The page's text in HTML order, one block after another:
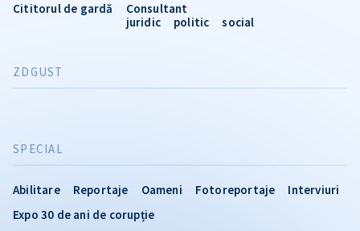
SPECIAL
Abilitare Reportaje Oameni Fotoreportaje
Interviuri
Expo 30 de ani de corupție
Cititorul de gardă
Consultant
juridic
politic social
ZDGUST